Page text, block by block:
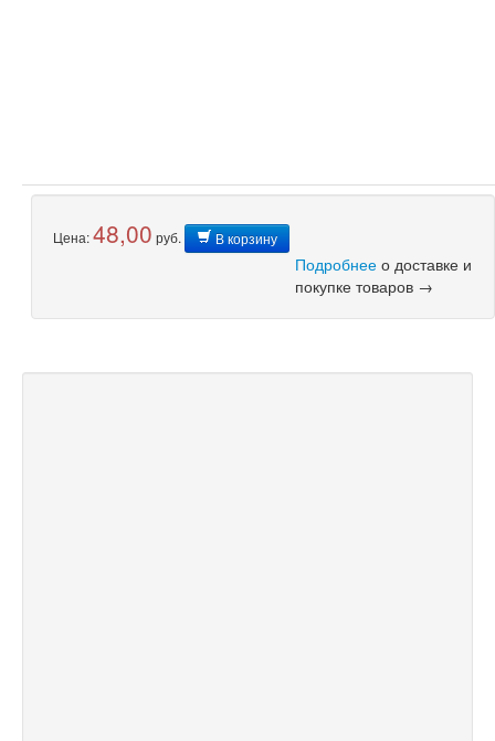
Цена:48,00 руб. В корзину
Подробнее о доставке и
покупке товаров →